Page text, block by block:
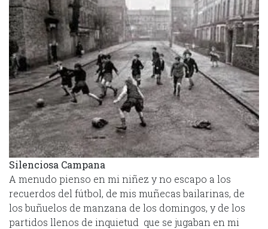
Silenciosa Campana
A menudo pienso en mi niñez y no escapo a los
recuerdos del fútbol, de mis muñecas bailarinas, de
los buñuelos de manzana de los domingos, y de los
partidos llenos de inquietud que se jugaban en mi